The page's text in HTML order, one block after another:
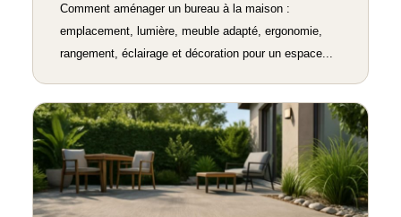
Comment aménager un bureau à la maison :
emplacement, lumière, meuble adapté, ergonomie,
rangement, éclairage et décoration pour un espace...